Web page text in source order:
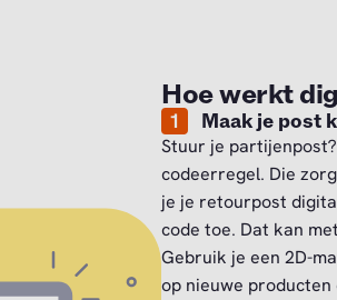
Hoe werkt
1 Maak je post
Stuur je
codeerregel. Die
je je retourpost
code toe. Dat kan
Gebruik je een 2D-
op nieuwe